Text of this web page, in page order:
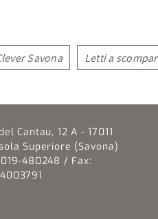
Savona Letti a
Cantau, 12 A - 17011
Superiore (Savona)
480248 / Fax: